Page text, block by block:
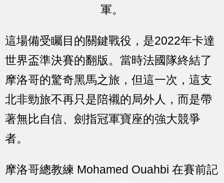
軍。
這場備受矚目的關鍵戰役，是2022年卡達
世界盃準決賽的翻版。當時法國隊終結了
摩洛哥的驚奇黑馬之旅，但這一次，這支
北非勁旅不再只是陪襯的局外人，而是帶
著無比自信、劍指冠軍寶座的強大競爭
者。
摩洛哥總教練 Mohamed Ouahbi 在賽前記